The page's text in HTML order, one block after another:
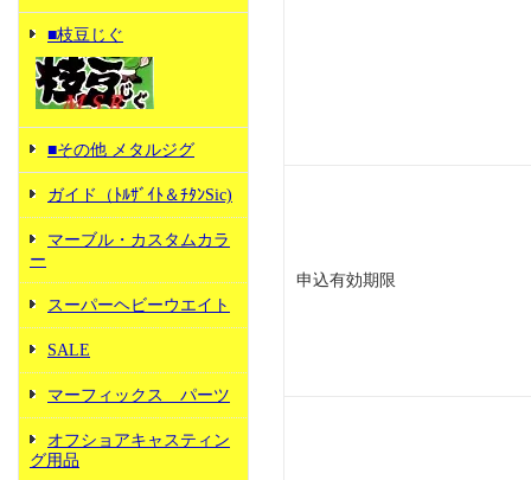
■枝豆じぐ
■その他 メタルジグ
ガイド（ﾄﾙｻﾞｲﾄ＆ﾁﾀﾝSic)
マーブル・カスタムカラ
ー
スーパーヘビーウエイト
SALE
マーフィックス パーツ
オフショアキャスティン
グ用品
申込有効期限